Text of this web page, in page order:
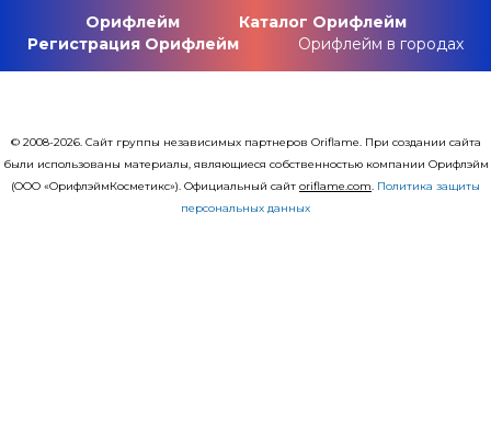
Орифлейм
Каталог Орифлейм
Регистрация Орифлейм
Орифлейм в городах
© 2008-2026. Сайт группы независимых партнеров Oriflame. При создании сайта
были использованы материалы, являющиеся собственностью компании Орифлэйм
(ООО «ОрифлэймКосметикс»). Официальный сайт оriflаme.com. Политика защиты
персональных данных